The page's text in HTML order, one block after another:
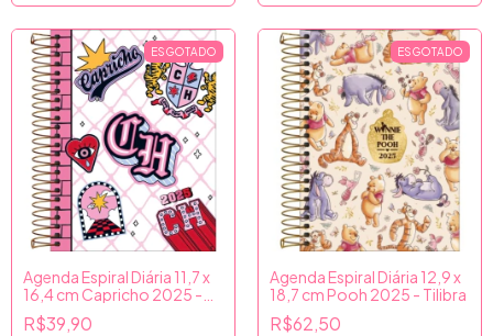
ESGOTADO
Agenda Espiral Diária 11,7 x
16,4 cm Capricho 2025 -
Tilibra
R$39,90
ESGOTADO
Agenda Espiral Diária 12,9 x
18,7 cm Pooh 2025 - Tilibra
R$62,50